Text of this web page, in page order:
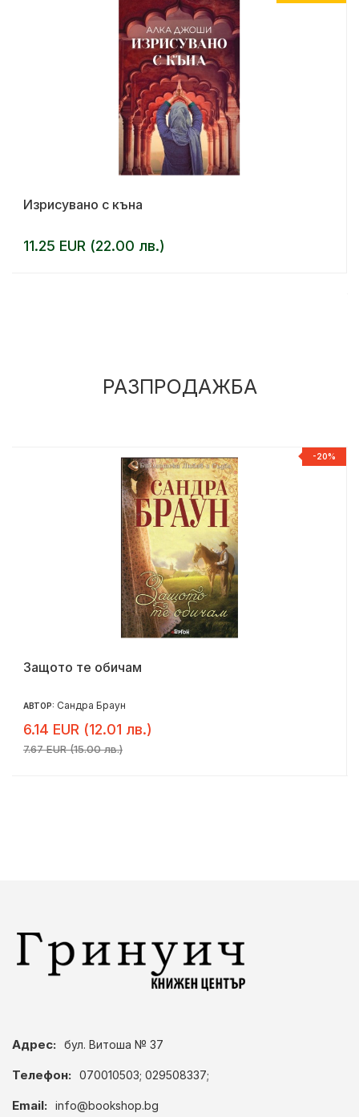
Изрисувано с къна
11.25 EUR (22.00 лв.)
РАЗПРОДАЖБА
-20%
Защото те обичам
АВТОР: Сандра Браун
6.14 EUR (12.01 лв.)
7.67 EUR (15.00 лв.)
Адрес: бул. Витоша № 37
Телефон: 070010503; 029508337;
Email: info@bookshop.bg